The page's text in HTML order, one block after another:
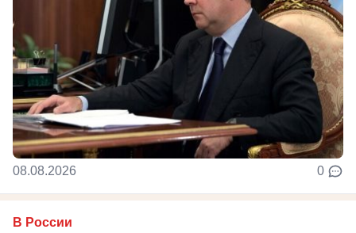
08.08.2026 0
В России